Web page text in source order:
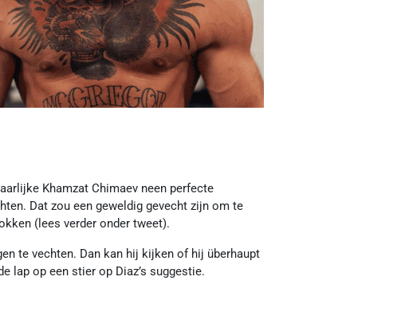
Khamzat Chimaev neen perfecte
Dat zou een geweldig gevecht zijn om te
(lees verder onder tweet).
te vechten. Dan kan hij kijken of hij überhaupt
lap op een stier op Diaz’s suggestie.